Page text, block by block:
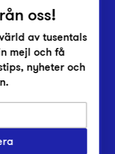
retur?
oss!
av tusentals
mejl och få
nyheter och